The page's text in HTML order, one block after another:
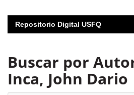
Repositorio Digital USFQ
Buscar por
Inca, John Dario